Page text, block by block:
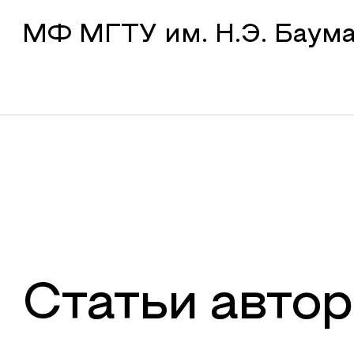
МФ МГТУ им. Н.Э.
Статьи